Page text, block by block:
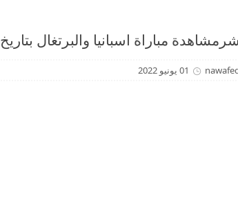
مباراة اسبانيا والبرتغال بتاريخ 02-06-2022 دوري الأمم الأوروبية
01 يونيو 2022